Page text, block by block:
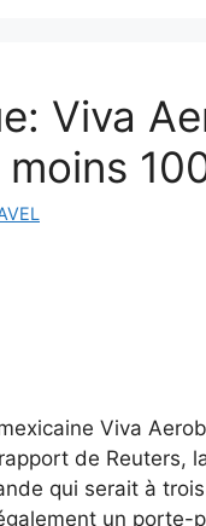
Viva
Viva
de Reuters,
qui serait à
un porte-